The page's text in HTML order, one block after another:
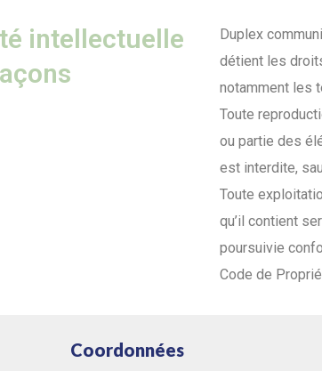
intellectuelle
Duplex
détient les
notamment les
Toute
ou partie des
est interdite,
Toute
qu’il contient
poursuivie
Code de
Coordonnées